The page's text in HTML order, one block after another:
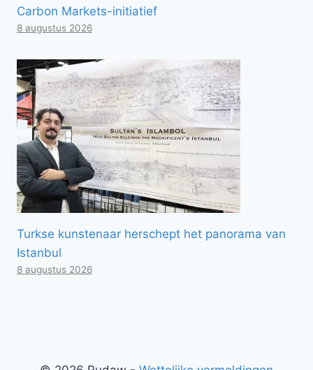
Carbon Markets-initiatief
8 augustus 2026
Turkse kunstenaar herschept het panorama van
Istanbul
8 augustus 2026